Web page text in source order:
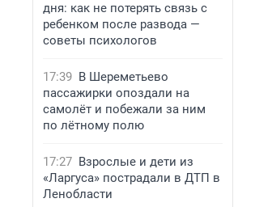
дня: как не потерять связь с
ребенком после развода —
советы психологов
17:39 В Шереметьево
пассажирки опоздали на
самолёт и побежали за ним
по лётному полю
17:27 Взрослые и дети из
«Ларгуса» пострадали в ДТП в
Ленобласти